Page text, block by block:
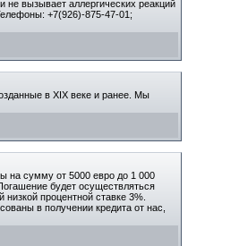
вызывает аллергических реакций
+7(926)-875-47-01;
в XIX веке и ранее. Мы
на сумму от 5000 евро до 1 000
будет осуществляться
процентной ставке 3%.
в получении кредита от нас,